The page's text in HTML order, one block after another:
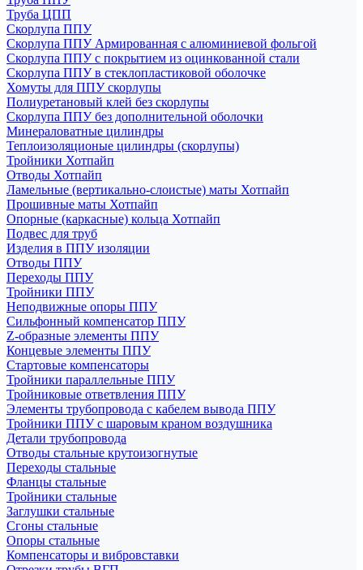
Труба ЦПП
Скорлупа ППУ
Скорлупа ППУ Армированная с алюминиевой фольгой
Скорлупа ППУ с покрытием из оцинкованной стали
Скорлупа ППУ в стеклопластиковой оболочке
Хомуты для ППУ скорлупы
Полиуретановый клей без скорлупы
Скорлупа ППУ без дополнительной оболочки
Минераловатные цилиндры
Теплоизоляционые цилиндры (скорлупы)
Тройники Хотпайп
Отводы Хотпайп
Ламельные (вертикально-слоистые) маты Хотпайп
Прошивные маты Хотпайп
Опорные (каркасные) кольца Хотпайп
Подвес для труб
Изделия в ППУ изоляции
Отводы ППУ
Переходы ППУ
Тройники ППУ
Неподвижные опоры ППУ
Cильфонный компенсатор ППУ
Z-образные элементы ППУ
Концевые элементы ППУ
Стартовые компенсаторы
Тройники параллельные ППУ
Тройниковые ответвления ППУ
Элементы трубопровода с кабелем вывода ППУ
Тройники ППУ с шаровым краном воздушника
Детали трубопровода
Отводы стальные крутоизогнутые
Переходы стальные
Фланцы стальные
Тройники стальные
Заглушки стальные
Сгоны стальные
Опоры стальные
Компенсаторы и вибровставки